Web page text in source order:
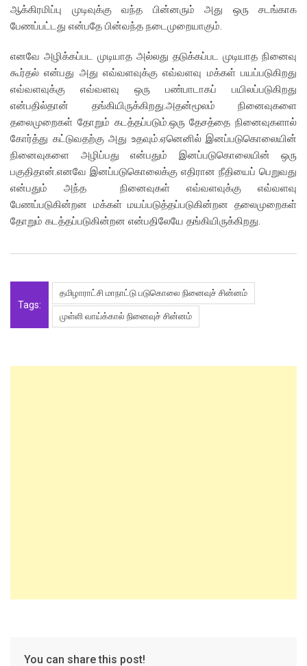
ஆக்கிரமிப்பு முடிவுக்கு வந்த பின்னரும் அது ஒரு சடங்காக
பேணப்பட்டது என்பதே பின்வந்த நடைமுறையாகும்.
எனவே அழிக்கப்பட முடியாத அல்லது தடுக்கப்பட முடியாத நினைவு
கூர்தல் என்பது அது எவ்வளவுக்கு எவ்வளவு மக்கள் பயப்படுகிறது
எவ்வளவுக்கு எவ்வளவு ஒரு பண்பாடாகப் பயிலப்படுகிறது
என்பதில்தான் தங்கியிருக்கிறது.அதன்மூலம் நினைவுகளை
தலைமுறைகள் தோறும் கடத்தப்படும்.ஒரு தேசத்தை நினைவுகளால்
கோர்த்து கட்டுவதற்கு அது உதவும்.ஏனெனில் இனப்படுகொலையின்
நினைவுகளை அழிப்பது என்பதும் இனப்படுகொலையின் ஒரு
பகுதிதான்.எனவே இனப்படுகொலைக்கு எதிரான நீதியைப் பெறுவது
என்பதும் அந்த நினைவுகள் எவ்வளவுக்கு எவ்வளவு
பேணப்படுகின்றன மக்கள் மயப்படுத்தப்படுகின்றன தலைமுறைகள்
தோறும் கடத்தப்படுகின்றன என்பதிலேயே தங்கியிருக்கிறது.
Tags:
தமிழாராட்சி மாநாட்டு படுகொலை நினைவுச் சின்னம்
முள்ளி வாய்க்கால் நினைவுச் சின்னம்
You can share this post!